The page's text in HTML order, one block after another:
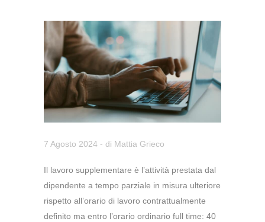
7 Agosto 2024 - di Mattia Grieco
Il lavoro supplementare è l’attività prestata dal
dipendente a tempo parziale in misura ulteriore
rispetto all’orario di lavoro contrattualmente
definito ma entro l’orario ordinario full time: 40